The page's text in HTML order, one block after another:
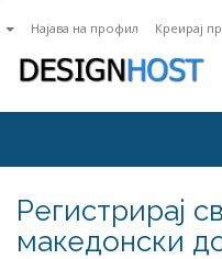
Најава на профил Креирај
Регистрирај
македонски